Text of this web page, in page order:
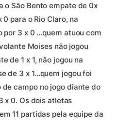
o São Bento empate de 0x
para o Rio Claro, na
por 3 x 0 …quem atuou com
Moises não jogou
de 1 x 1, não jogou na
de 3 x 1…quem jogou foi
campo no jogo diante do
x 0. Os dois atletas
11 partidas pela equipe da